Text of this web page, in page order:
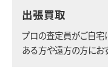
出張買取
プロの査定員がご自宅
ある方や遠方の方にお